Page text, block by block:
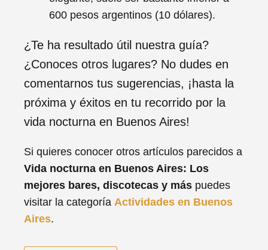
600 pesos argentinos (10 dólares).
¿Te ha resultado útil nuestra guía?
¿Conoces otros lugares? No dudes en
comentarnos tus sugerencias, ¡hasta la
próxima y éxitos en tu recorrido por la
vida nocturna en Buenos Aires!
Si quieres conocer otros artículos parecidos a
Vida nocturna en Buenos Aires: Los
mejores bares, discotecas y más puedes
visitar la categoría Actividades en Buenos
Aires.